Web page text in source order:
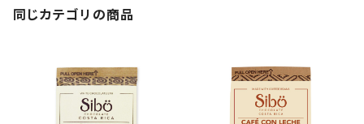
同じカテゴリの商品